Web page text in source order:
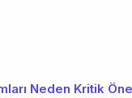
Neden Kritik